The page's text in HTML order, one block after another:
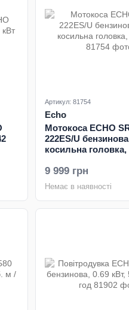
Артикул: 81754
Echo
Мотокоса ECHO
222ES/U
косильна головка,
9 999 грн
Немає в наявності